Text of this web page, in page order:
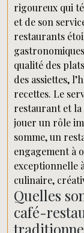
rigoureux qui
et de son
restaurants
qualité des
des assiettes,
recettes. Le
restaurant et la
jouer un rôle
somme, un
engagement à
exceptionnelle
culinaire,
Quelles
café-